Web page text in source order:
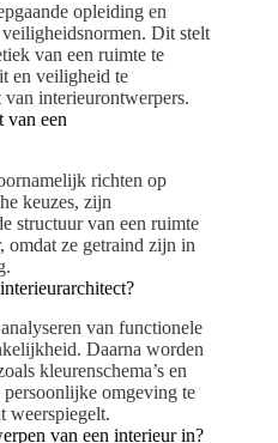
opleiding en
Dit stelt
van een ruimte te
en veiligheid te
interieurontwerpers.
van een
richten op
keuzes, zijn
structuur van een ruimte
omdat ze getraind zijn in
van functionele
Daarna worden
kleurenschema’s en
omgeving te
weerspiegelt.
van een interieur in?